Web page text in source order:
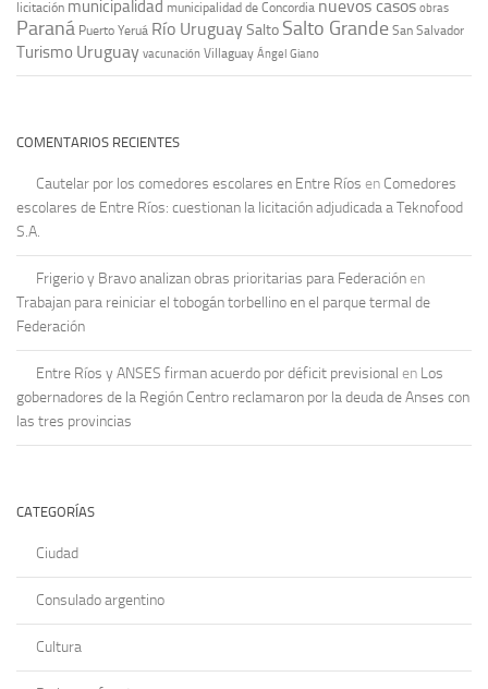
licitación municipalidad municipalidad de Concordia nuevos casos obras
Paraná Puerto Yeruá Río UruguaySalto Salto Grande San Salvador
Turismo Uruguay vacunación Villaguay Ángel Giano
COMENTARIOS RECIENTES
Cautelar por los comedores escolares en Entre Ríos en Comedores
escolares de Entre Ríos: cuestionan la licitación adjudicada a Teknofood
S.A.
Frigerio y Bravo analizan obras prioritarias para Federación en
Trabajan para reiniciar el tobogán torbellino en el parque termal de
Federación
Entre Ríos y ANSES firman acuerdo por déficit previsional en Los
gobernadores de la Región Centro reclamaron por la deuda de Anses con
las tres provincias
CATEGORÍAS
Ciudad
Consulado argentino
Cultura